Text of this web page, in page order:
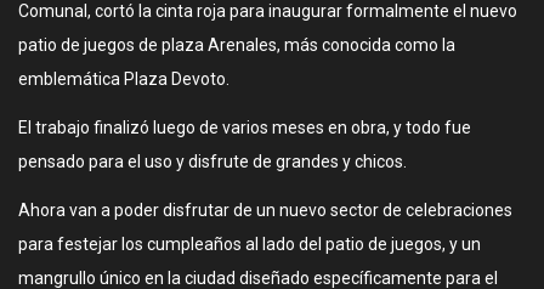
Comunal, cortó la cinta roja para inaugurar formalmente el nuevo
patio de juegos de plaza Arenales, más conocida como la
emblemática Plaza Devoto.
El trabajo finalizó luego de varios meses en obra, y todo fue
pensado para el uso y disfrute de grandes y chicos.
Ahora van a poder disfrutar de un nuevo sector de celebraciones
para festejar los cumpleaños al lado del patio de juegos, y un
mangrullo único en la ciudad diseñado específicamente para el